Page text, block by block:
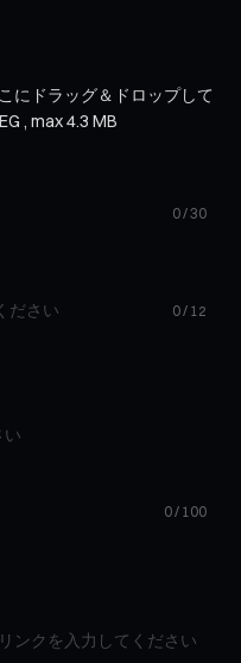
にドラッグ＆ドロップして
, max 4.3 MB
0 / 30
0 / 12
0 / 100